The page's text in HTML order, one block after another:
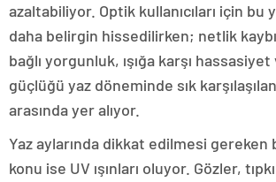
azaltabiliyor. Optik kullanıcıları için bu
daha belirgin hissedilirken; netlik
bağlı yorgunluk, ışığa karşı
güçlüğü yaz döneminde sık
arasında yer alıyor.
Yaz aylarında dikkat edilmesi
konu ise UV ışınları oluyor. Gözler,